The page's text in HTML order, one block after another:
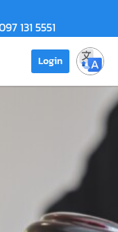
131 5551
Login